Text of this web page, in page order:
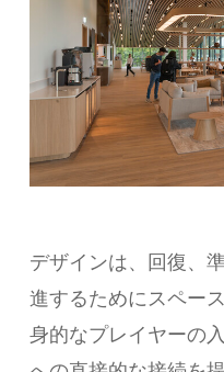
デザインは、回復、
進するためにスペー
身的なプレイヤーの